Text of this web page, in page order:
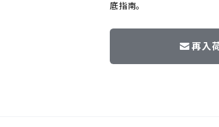
底指南。
再入